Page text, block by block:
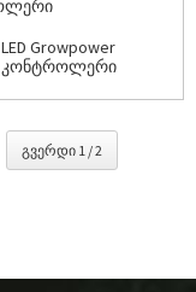
LED Growpower
კონტროლერი
გვერდი 1 / 2